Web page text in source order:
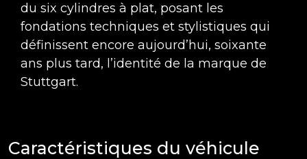
du six cylindres à plat, posant les
fondations techniques et stylistiques qui
définissent encore aujourd’hui, soixante
ans plus tard, l’identité de la marque de
Stuttgart.
Caractéristiques du véhicule